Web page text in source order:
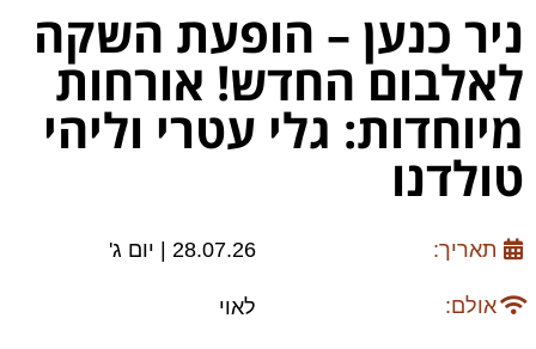
ניר כנען – הופעת השקה
לאלבום החדש! אורחות
מיוחדות: גלי עטרי וליהי
טולדנו
תאריך: 28.07.26 | יום ג'
אולם: לאוי